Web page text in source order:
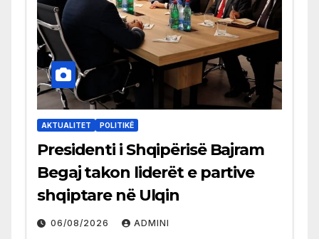
AKTUALITET POLITIKË
Presidenti i Shqipërisë Bajram
Begaj takon liderët e partive
shqiptare në Ulqin
06/08/2026 ADMINI